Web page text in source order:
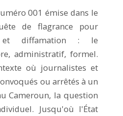
001 émise dans le
de flagrance pour
et diffamation : le
administratif, formel.
où journalistes et
ou arrêtés à un
Cameroun, la question
Jusqu'où l'État